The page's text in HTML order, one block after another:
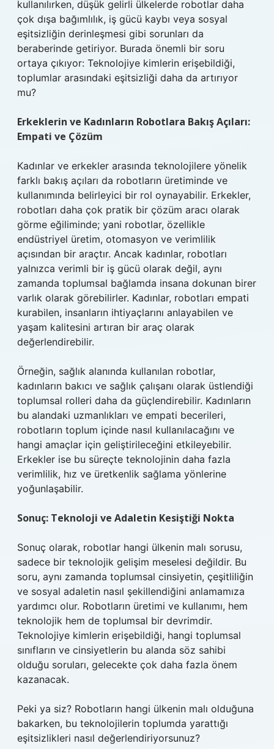
kullanılırken, düşük gelirli ülkelerde robotlar daha
çok dışa bağımlılık, iş gücü kaybı veya sosyal
eşitsizliğin derinleşmesi gibi sorunları da
beraberinde getiriyor. Burada önemli bir soru
ortaya çıkıyor: Teknolojiye kimlerin erişebildiği,
toplumlar arasındaki eşitsizliği daha da artırıyor
mu?
Erkeklerin ve Kadınların Robotlara Bakış Açıları:
Empati ve Çözüm
Kadınlar ve erkekler arasında teknolojilere yönelik
farklı bakış açıları da robotların üretiminde ve
kullanımında belirleyici bir rol oynayabilir. Erkekler,
robotları daha çok pratik bir çözüm aracı olarak
görme eğiliminde; yani robotlar, özellikle
endüstriyel üretim, otomasyon ve verimlilik
açısından bir araçtır. Ancak kadınlar, robotları
yalnızca verimli bir iş gücü olarak değil, aynı
zamanda toplumsal bağlamda insana dokunan birer
varlık olarak görebilirler. Kadınlar, robotları empati
kurabilen, insanların ihtiyaçlarını anlayabilen ve
yaşam kalitesini artıran bir araç olarak
değerlendirebilir.
Örneğin, sağlık alanında kullanılan robotlar,
kadınların bakıcı ve sağlık çalışanı olarak üstlendiği
toplumsal rolleri daha da güçlendirebilir. Kadınların
bu alandaki uzmanlıkları ve empati becerileri,
robotların toplum içinde nasıl kullanılacağını ve
hangi amaçlar için geliştirileceğini etkileyebilir.
Erkekler ise bu süreçte teknolojinin daha fazla
verimlilik, hız ve üretkenlik sağlama yönlerine
yoğunlaşabilir.
Sonuç: Teknoloji ve Adaletin Kesiştiği Nokta
Sonuç olarak, robotlar hangi ülkenin malı sorusu,
sadece bir teknolojik gelişim meselesi değildir. Bu
soru, aynı zamanda toplumsal cinsiyetin, çeşitliliğin
ve sosyal adaletin nasıl şekillendiğini anlamamıza
yardımcı olur. Robotların üretimi ve kullanımı, hem
teknolojik hem de toplumsal bir devrimdir.
Teknolojiye kimlerin erişebildiği, hangi toplumsal
sınıfların ve cinsiyetlerin bu alanda söz sahibi
olduğu soruları, gelecekte çok daha fazla önem
kazanacak.
Peki ya siz? Robotların hangi ülkenin malı olduğuna
bakarken, bu teknolojilerin toplumda yarattığı
eşitsizlikleri nasıl değerlendiriyorsunuz?